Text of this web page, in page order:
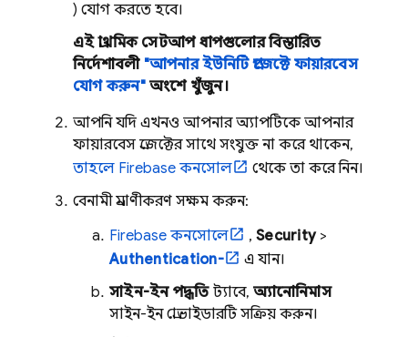
) যোগ করতে হবে।
এই প্রাথমিক সেটআপ ধাপগুলোর বিস্তারিত
নির্দেশাবলী "আপনার ইউনিটি প্রজেক্টে ফায়ারবেস
যোগ করুন"অংশে খুঁজুন।
আপনি যদি এখনও আপনার অ্যাপটিকে আপনার
ফায়ারবেস প্রজেক্টের সাথে সংযুক্ত না করে থাকেন,
তাহলে Firebase কনসোল
থেকে তা করে নিন।
বেনামী প্রমাণীকরণ সক্ষম করুন:
Firebase কনসোলে , Security>
Authentication-
এ যান।
সাইন-ইন পদ্ধতিট্যাবে, অ্যানোনিমাস
সাইন-ইন প্রোভাইডারটি সক্রিয় করুন।